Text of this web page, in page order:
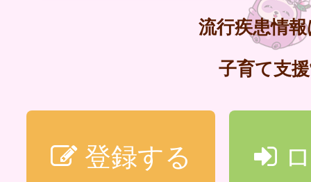
流行疾患情
子育て支
登録する